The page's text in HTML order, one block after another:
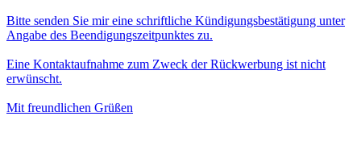
Bitte senden Sie mir eine schriftliche Kündigungsbestätigung unter
Angabe des Beendigungszeitpunktes zu.
Eine Kontaktaufnahme zum Zweck der Rückwerbung ist nicht
erwünscht.
Mit freundlichen Grüßen